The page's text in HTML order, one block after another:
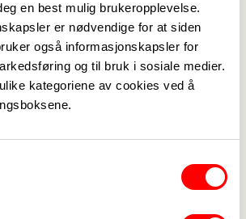
en best mulig brukeropplevelse.
er nødvendige for at siden
også informasjonskapsler for
og til bruk i sosiale medier.
kategoriene av cookies ved å
behandlet på årsmøtet må
innen 31.12.2025.
på epost til styreleder Jan